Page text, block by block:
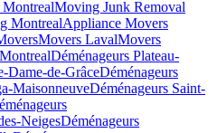
Moving Junk Removal
MontrealAppliance Movers
Movers LavalMovers
Déménageurs Plateau-
Dame-de-GrâceDéménageurs
MaisonneuveDéménageurs Saint-
NeigesDéménageurs